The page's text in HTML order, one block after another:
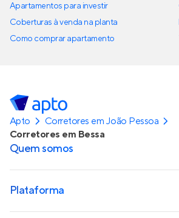
Apartamentos para investir
Coberturas à venda na planta
Como comprar apartamento
Apto
Corretores em João Pessoa
Corretores em Bessa
Quem somos
Plataforma